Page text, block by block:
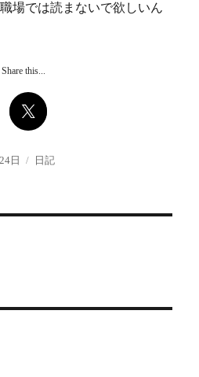
場では読まないで欲しいん
Share this...
日
カ
日記